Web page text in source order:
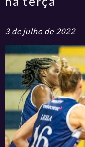
3 de julho de 2022